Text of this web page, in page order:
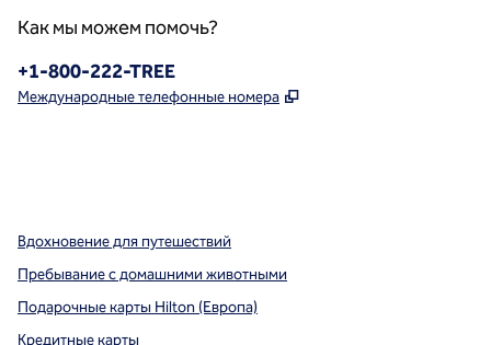
Как мы можем помочь?
Телефон:
+1-800-222-TREE
Международные телефонные номера ,
Вдохновение для путешествий
Пребывание с домашними животными
Подарочные карты Hilton (Европа)
Кредитные карты